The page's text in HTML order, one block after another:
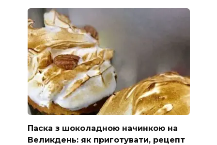
Паска з шоколадною начинкою на
Великдень: як приготувати, рецепт